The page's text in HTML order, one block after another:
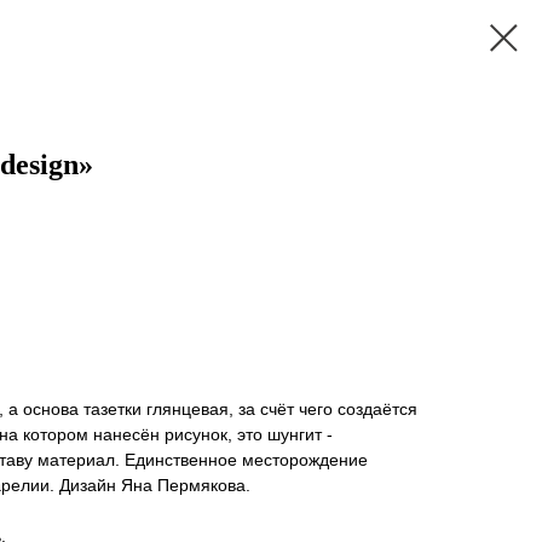
основа тазетки глянцевая, за счёт чего создаётся
котором нанесён рисунок, это шунгит -
материал. Единственное месторождение
Дизайн Яна Пермякова.